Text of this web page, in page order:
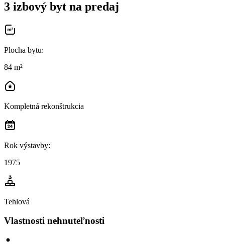
3 izbový byt na predaj
Plocha bytu:
84 m²
Kompletná rekonštrukcia
Rok výstavby:
1975
Tehlová
Vlastnosti nehnuteľnosti